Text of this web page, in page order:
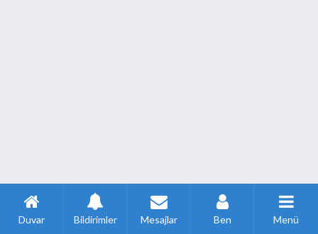
Duvar Bildirimler Mesajlar Ben Menü